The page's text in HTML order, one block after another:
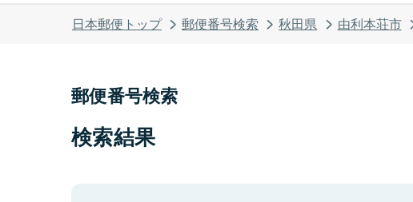
日本郵便トップ 郵便番号検索 秋田県 由利本荘市
郵便番号検索
検索結果